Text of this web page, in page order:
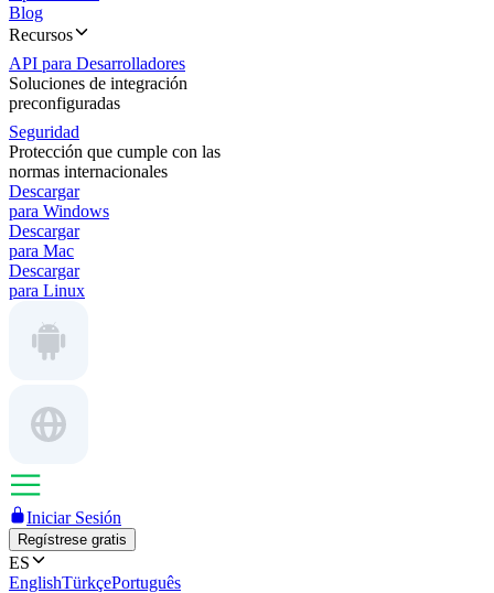
Blog
Recursos
API para Desarrolladores
Soluciones de integración
preconfiguradas
Seguridad
Protección que cumple con las
normas internacionales
Descargar
para Windows
Descargar
para Mac
Descargar
para Linux
Iniciar Sesión
Regístrese gratis
ES
EnglishTürkçePortuguês